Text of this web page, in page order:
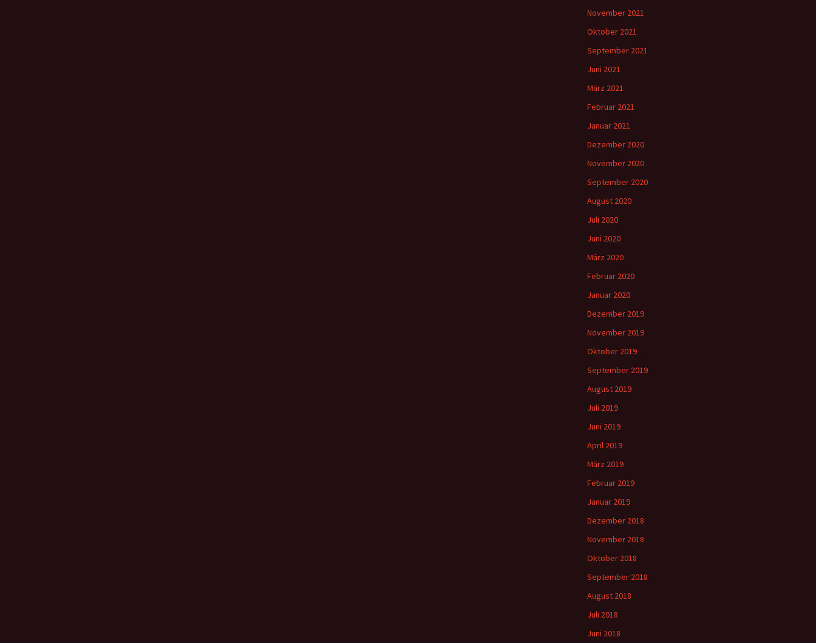
November 2021
Oktober 2021
September 2021
Juni 2021
März 2021
Februar 2021
Januar 2021
Dezember 2020
November 2020
September 2020
August 2020
Juli 2020
Juni 2020
März 2020
Februar 2020
Januar 2020
Dezember 2019
November 2019
Oktober 2019
September 2019
August 2019
Juli 2019
Juni 2019
April 2019
März 2019
Februar 2019
Januar 2019
Dezember 2018
November 2018
Oktober 2018
September 2018
August 2018
Juli 2018
Juni 2018